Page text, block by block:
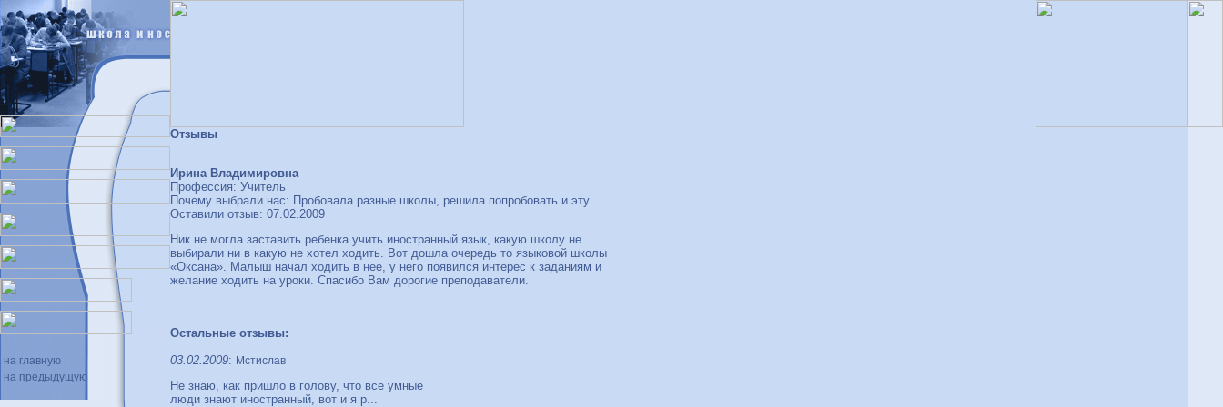
Отзывы
Ирина Владимировна
Профессия: Учитель
Почему выбрали нас: Пробовала разные школы, решила попробовать и эту
Оставили отзыв: 07.02.2009
Ник не могла заставить ребенка учить иностранный язык, какую школу не
выбирали ни в какую не хотел ходить. Вот дошла очередь то языковой школы
«Оксана». Малыш начал ходить в нее, у него появился интерес к заданиям и
желание ходить на уроки. Спасибо Вам дорогие преподаватели.
Остальные отзывы:
03.02.2009: Мстислав
Не знаю, как пришло в голову, что все умные
люди знают иностранный, вот и я р...
на главную
на предыдущую